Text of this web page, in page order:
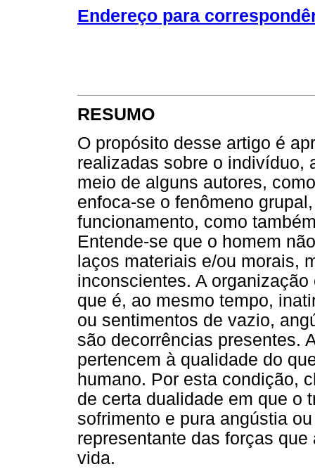
Endereço para
RESUMO
O propósito desse artigo é
realizadas sobre o indivíduo,
meio de alguns autores,
enfoca-se o fenômeno
funcionamento, como
Entende-se que o homem
laços materiais e/ou morais,
inconscientes. A
que é, ao mesmo tempo,
ou sentimentos de vazio,
são decorrências presentes.
pertencem à qualidade do
humano. Por esta condição,
de certa dualidade em que o
sofrimento e pura angústia
representante das forças
vida.